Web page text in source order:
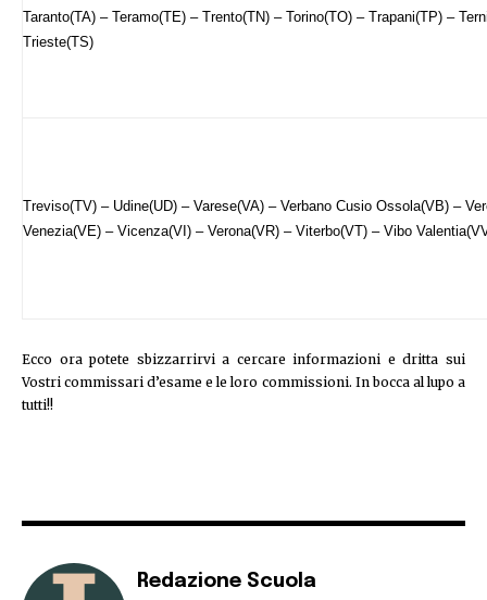
Taranto(TA) – Teramo(TE) – Trento(TN) – Torino(TO) – Trapani(TP) –
Trieste(TS)
Treviso(TV) – Udine(UD) – Varese(VA) – Verbano Cusio Ossola(VB) –
Venezia(VE) – Vicenza(VI) – Verona(VR) – Viterbo(VT) – Vibo
Ecco ora potete sbizzarrirvi a cercare informazioni e dritta sui
Vostri commissari d’esame e le loro commissioni. In bocca al lupo a
tutti!!
Redazione Scuola